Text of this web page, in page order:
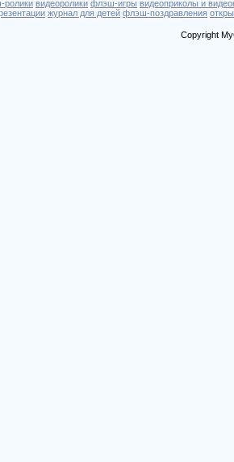
видеоролики флэш-игры видеоприколы и
журнал для детей флэш-поздравления
Copyright